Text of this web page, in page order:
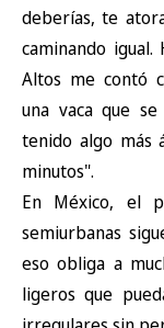
deberías, te
caminando igual.
Altos me contó
una vaca que
tenido algo más
minutos".
En México, el
semiurbanas
eso obliga a
ligeros que